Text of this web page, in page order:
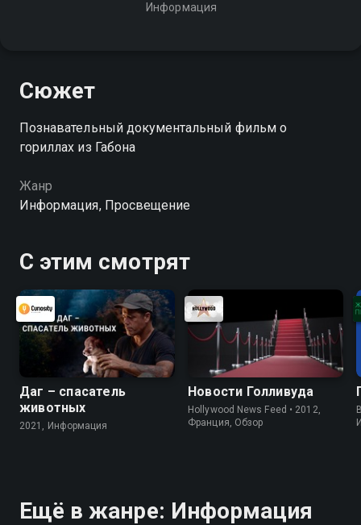
Информация
Сюжет
Познавательный документальный фильм о
гориллах из Габона
Жанр
Информация, Просвещение
С этим смотрят
Даг – спасатель
животных
2021, Информация
Новости Голливуда
Hollywood News Feed • 2012,
Франция, Обзор
Ещё в жанре: Информация